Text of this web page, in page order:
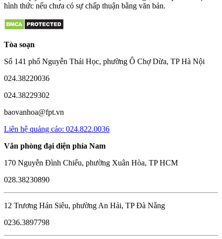
hình thức nếu chưa có sự chấp thuận bằng văn bản.
Tòa soạn
Số 141 phố Nguyễn Thái Học, phường Ô Chợ Dừa, TP Hà Nội
024.38220036
024.38229302
baovanhoa@fpt.vn
Liên hệ quảng cáo: 024.822.0036
Văn phòng đại diện phía Nam
170 Nguyễn Đình Chiểu, phường Xuân Hòa, TP HCM
028.38230890
12 Trương Hán Siêu, phường An Hải, TP Đà Nẵng
0236.3897798